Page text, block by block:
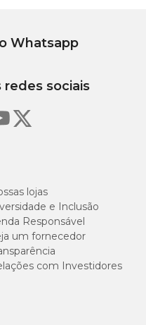
7 cromos.
dura prata?
durabilidade para a
sendo 68 figurinhas
lojas
e Inclusão
Responsável
um fornecedor
com Investidores
Whatsapp
redes sociais